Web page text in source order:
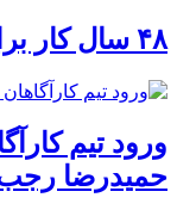
۴۸ سال کار برای خرید یک تویوتا کمری
ورود تیم
حمیدرضا